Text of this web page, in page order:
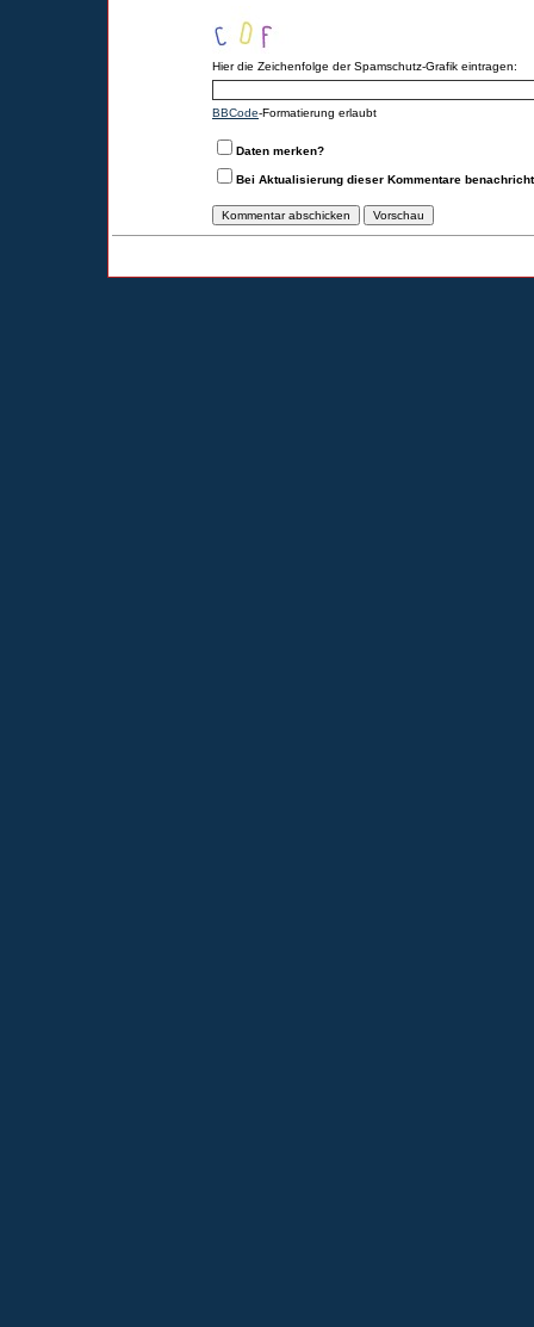
Hier die Zeichenfolge der Spamschutz-Grafik eintragen:
BBCode-Formatierung erlaubt
Daten merken?
Bei Aktualisierung dieser Kommentare